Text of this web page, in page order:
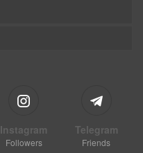
Instagram
Followers
Telegram
Friends